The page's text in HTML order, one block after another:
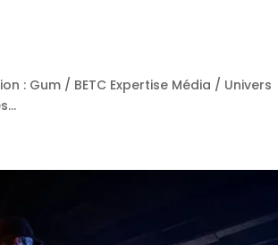
: Gum / BETC Expertise Média / Univers